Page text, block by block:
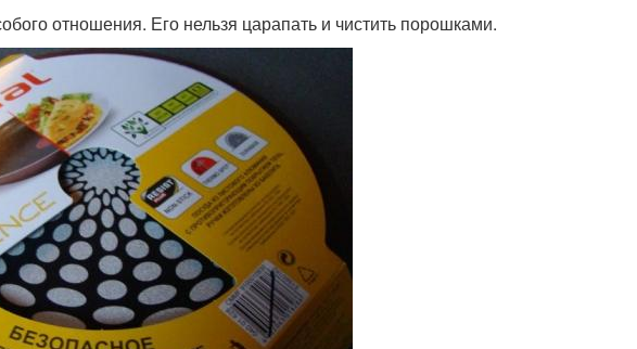
отношения. Его нельзя царапать и чистить порошками.